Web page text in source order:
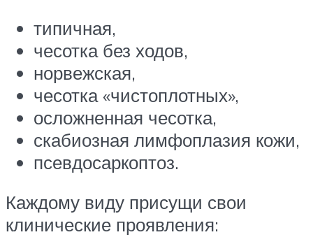
типичная,
чесотка без ходов,
норвежская,
чесотка «чистоплотных»,
осложненная чесотка,
скабиозная лимфоплазия кожи,
псевдосаркоптоз.
Каждому виду присущи свои
клинические проявления: